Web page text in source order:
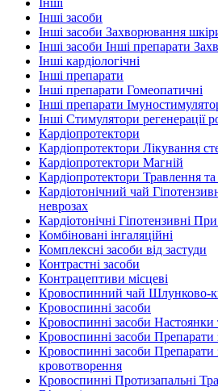
Інші засоби
Інші засоби Захворювання
Інші засоби Інші препарати
Інші кардіологічні
Інші препарати
Інші препарати Гомеопатичні
Інші препарати
Інші Стимулятори регенерації
Кардіопротектори
Кардіопротектори Лікування
Кардіопротектори Магній
Кардіопротектори Травлення та
Кардіотонічний чай
неврозах
Кардіотонічні Гіпотензивні
Комбіновані інгаляційні
Комплексні засоби від застуди
Контрастні засоби
Контрацептиви місцеві
Кровоспинний чай Шлунково-
Кровоспинні засоби
Кровоспинні засоби Настоянки
Кровоспинні засоби Препарати
Кровоспинні засоби Препарати
кровотворення
Кровоспинні Протизапальні